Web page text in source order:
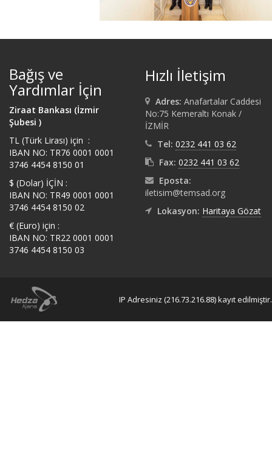
Bağış ve
Yardımlar İçin
Ziraat Bankası (İzmir
Şubesi )
TL (Türk Lirası) için :
IBAN NO: TR76 0001 0001
3746 4454 8150 01
$ (Dolar) İÇİN :
IBAN NO: TR49 0001 0001
3746 4454 8150 02
€ (Euro) için :
IBAN NO: TR22 0001 0001
3746 4454 8150 03
Hızlı İletişim
Adres: Anafartalar Caddesi
No:75 Kemeraltı Konak /
İZMİR
Tel: 0232 441 03 62
Fax: 0232 441 03 62
Eposta:
iletisim@temsad.org
Lokasyon: Haritaya Gözat
IP Adresiniz (216.73.216.88) kayıt edilmiştir.